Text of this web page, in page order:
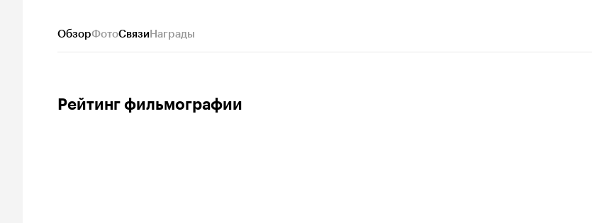
ОбзорФотоСвязиНаграды
Рейтинг фильмографии